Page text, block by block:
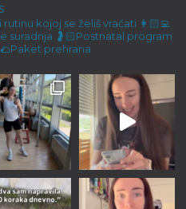
rutinu kojoj se želiš vraćati 👩🏻‍💻
suradnja 🤰🏻Postnatal program
🌮Paket prehrana